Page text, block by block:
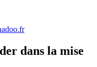
D1700
dans la mise